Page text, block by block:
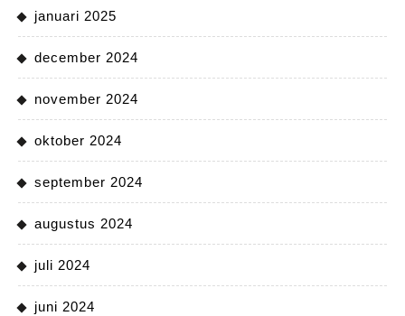
januari 2025
december 2024
november 2024
oktober 2024
september 2024
augustus 2024
juli 2024
juni 2024